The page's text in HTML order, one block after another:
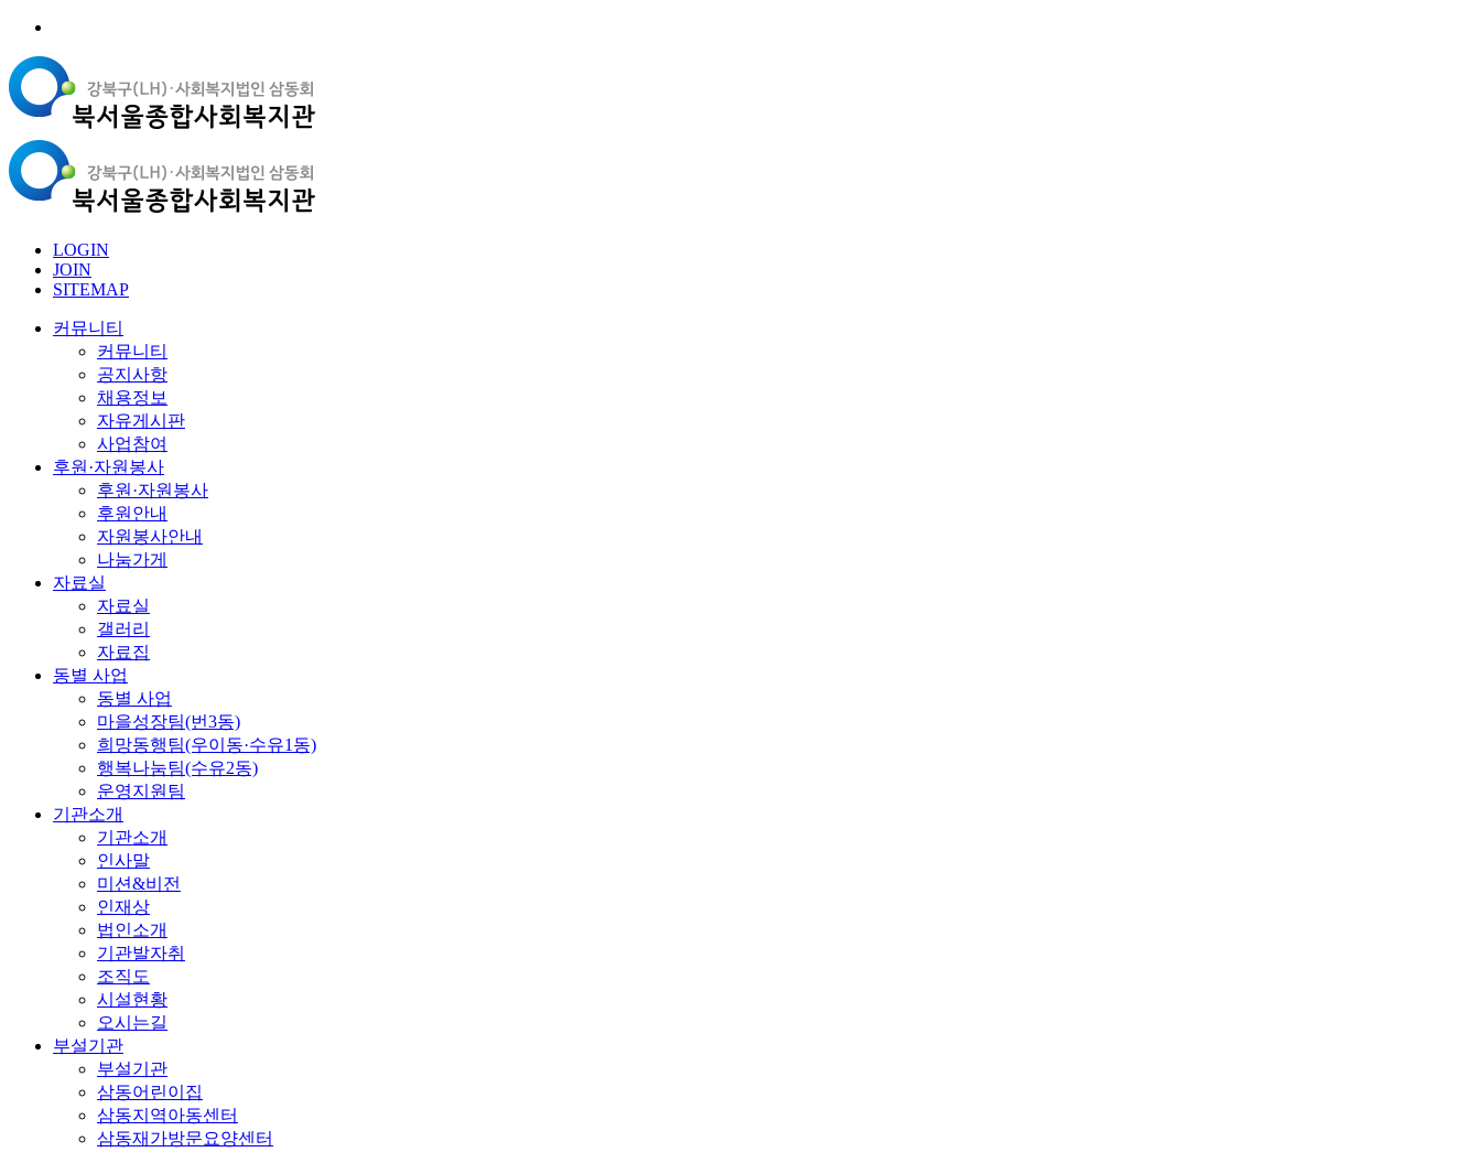
LOGIN
JOIN
SITEMAP
커뮤니티
커뮤니티
공지사항
채용정보
자유게시판
사업참여
후원·자원봉사
후원·자원봉사
후원안내
자원봉사안내
나눔가게
자료실
자료실
갤러리
자료집
동별 사업
동별 사업
마을성장팀(번3동)
희망동행팀(우이동·수유1동)
행복나눔팀(수유2동)
운영지원팀
기관소개
기관소개
인사말
미션&비전
인재상
법인소개
기관발자취
조직도
시설현황
오시는길
부설기관
부설기관
삼동어린이집
삼동지역아동센터
삼동재가방문요양센터